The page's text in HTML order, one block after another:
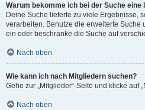
Warum bekomme ich bei der Suche eine
Deine Suche lieferte zu viele Ergebnisse,
verarbeiten. Benutze die erweiterte Suche
ein oder beschränke die Suche auf
Nach oben
Wie kann ich nach Mitgliedern suchen?
Gehe zur „Mitglieder“-Seite und klicke auf
Nach oben